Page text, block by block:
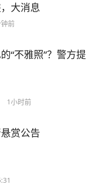
大消息
前
“不雅照”？警方
1小时前
赏公告